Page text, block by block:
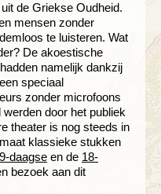
de Griekse Oudheid.
mensen zonder
te luisteren. Wat
De akoestische
namelijk dankzij
speciaal
zonder microfoons
door het publiek
theater is nog steeds in
klassieke stukken
9-daagse en de 18-
bezoek aan dit